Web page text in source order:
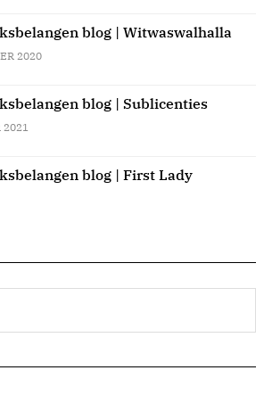
blog | Witwaswalhalla
2020
blog | Sublicenties
2021
blog | First Lady